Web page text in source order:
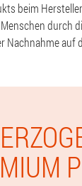
beim
durch
Nachnahme auf